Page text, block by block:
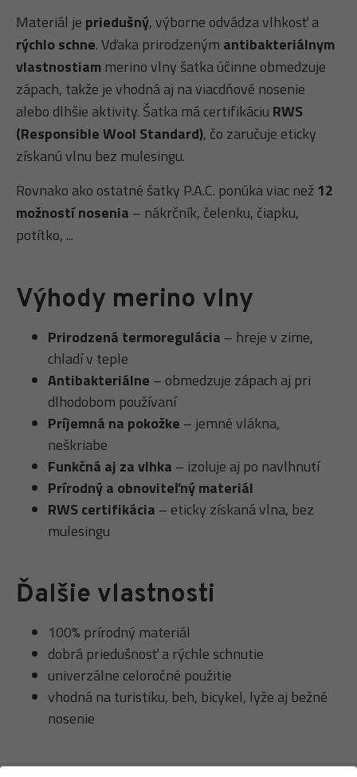
Materiál je priedušný, výborne odvádza vlhkosť a
rýchlo schne. Vďaka prirodzeným antibakteriálnym
vlastnostiammerino vlny šatka účinne obmedzuje
zápach, takže je vhodná aj na viacdňové nosenie
alebo dlhšie aktivity. Šatka má certifikáciu RWS
(Responsible Wool Standard), čo zaručuje eticky
získanú vlnu bez mulesingu.
Rovnako ako ostatné šatky P.A.C. ponúka viac než12
možností nosenia – nákrčník, čelenku, čiapku,
potítko, ...
Výhody merino vlny
Prirodzená termoregulácia – hreje v zime,
chladí v teple
Antibakteriálne – obmedzuje zápach aj pri
dlhodobom používaní
Príjemná na pokožke – jemné vlákna,
neškriabe
Funkčná aj za vlhka – izoluje aj po navlhnutí
Prírodný a obnoviteľný materiál
RWS certifikácia – eticky získaná vlna, bez
mulesingu
Ďalšie vlastnosti
100% prírodný materiál
dobrá priedušnosť a rýchle schnutie
univerzálne celoročné použitie
vhodná na turistiku, beh, bicykel, lyže aj bežné
nosenie